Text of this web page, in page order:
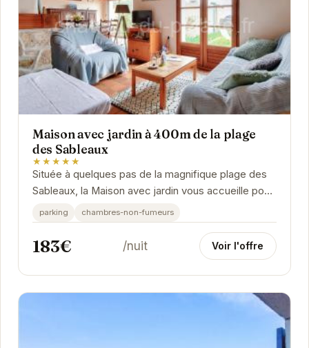
Maison avec jardin à 400m de la plage
des Sableaux
★★★★★
Située à quelques pas de la magnifique plage des
Sableaux, la Maison avec jardin vous accueille pour
un séjour inoubliable à...
parking chambres-non-fumeurs
183€ /nuit Voir l'offre